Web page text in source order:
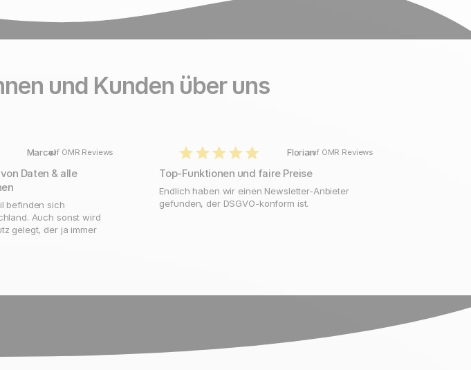
und Kunden über uns
Marcelauf OMR Reviews
Daten & alle
befinden sich
Auch sonst wird
gelegt, der ja immer
Florianauf OMR Reviews
Top-Funktionen und faire Preise
Endlich haben wir einen Newsletter-Anbieter
gefunden, der DSGVO-konform ist.